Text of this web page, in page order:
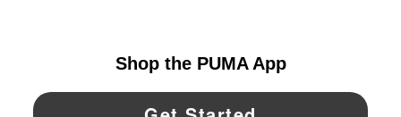
YouTube Twitter Pinterest